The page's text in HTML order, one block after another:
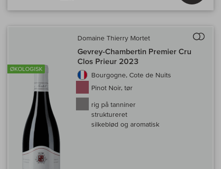
ØKOLOGISK
Domaine Thierry Mortet
Gevrey-Chambertin Premier Cru
Clos Prieur 2023
Bourgogne, Cote de Nuits
Pinot Noir, tør
rig på tanniner
struktureret
silkeblød og aromatisk